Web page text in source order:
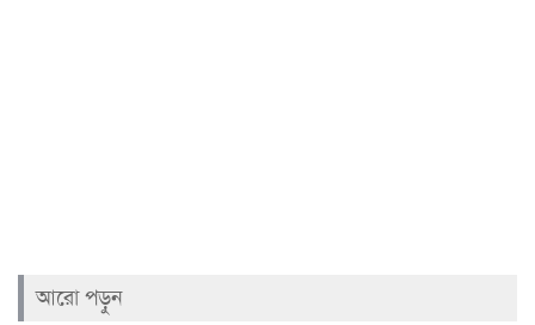
আরো পড়ুন